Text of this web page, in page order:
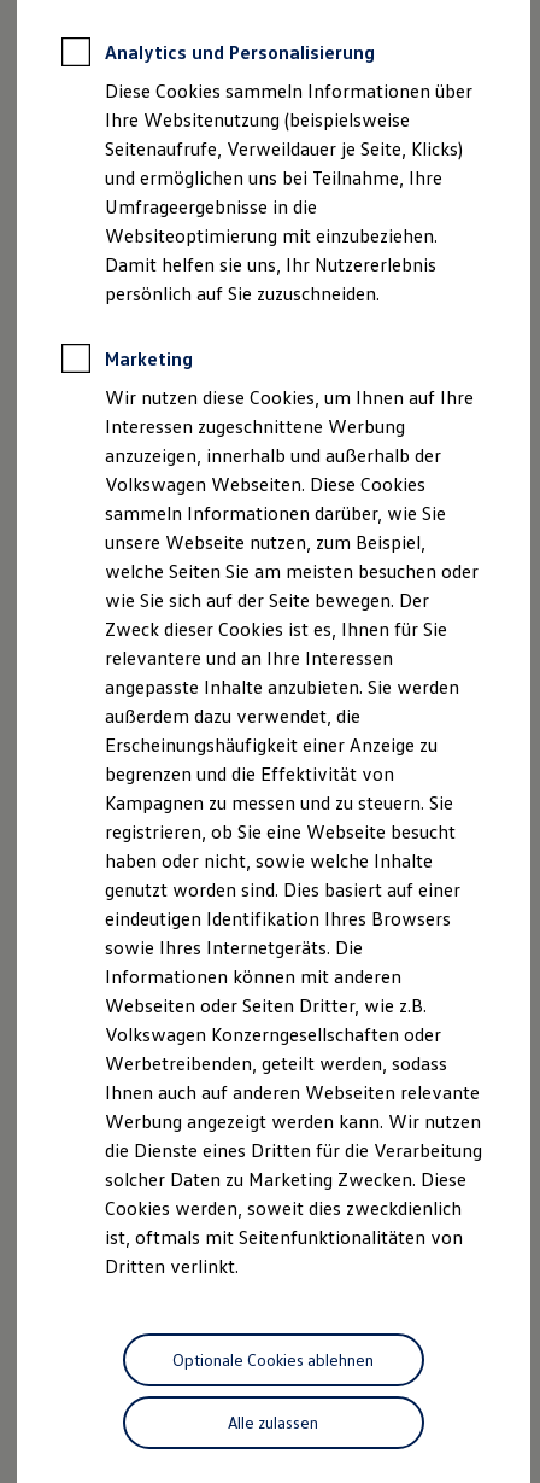
Professional Class bei Volkswagen
Behörden
Direktkunden
Sonderfahrzeuge
Anpfiff zum Gewinn
Elektromobilität
Elektroautos
ID. Tutorials
Elektrofahrzeugkonzepte
ID. EVERY1
Reichweite
Rekuperation
Laden unterwegs
Laden Zuhause
Ladestationen finden
Ladezeitensimulator
Batterie
Sicherheit
Nachhaltigkeit
Technologie
Kosten und Kauf
Kaufoptionen
E-Auto-Förderung
Software und Konnektivität
Die ID. Software 6
ID. Software Versionen und Updates
Digitale Extras
Schnittstellen zu Ihrem ID.
Hybridautos
Marke und Erlebnis
Volkswagen R und R Experience
R-Modelle
R Experience
Driving Experience
Volkswagen entdecken
Werkbesichtigung
Lifestyle Shop
T-Roc Kollektion
Golf Kollektion
ID. Kollektion
Volkswagen Kollektion
R-Kollektion
GTI Kollektion
Fußball Drop
we drive football
#wedriveproud
Besitzer und Service
Software Updates
Service und Ersatzteile
Motorenöl und Flüssigkeiten
Räder und Reifen
Pannen- und Unfallhilfe
Economy Service
Volkswagen Teile
Zubehör
Der neue ID.3 Neo
So geht neu. Klar im Design. Stark im Alltag.
Entdecken Sie jetzt den neuen ID.3 Neo!
Mehr zum ID.3 Neo erfahren
Der T-Cross
Wendig, flexibel, vielseitig. Entdecken Sie den
T‑Cross.
Mehr zum T-Cross erfahren
Der ID.4
Kraftvoll wie ein SUV, nachhaltig wie ein ID.
Analytics und Personalisierung
Diese Cookies sammeln Informationen über
Ihre Websitenutzung (beispielsweise
Seitenaufrufe, Verweildauer je Seite, Klicks)
und ermöglichen uns bei Teilnahme, Ihre
Umfrageergebnisse in die
Websiteoptimierung mit einzubeziehen.
Damit helfen sie uns, Ihr Nutzererlebnis
persönlich auf Sie zuzuschneiden.
Marketing
Wir nutzen diese Cookies, um Ihnen auf Ihre
Interessen zugeschnittene Werbung
anzuzeigen, innerhalb und außerhalb der
Volkswagen Webseiten. Diese Cookies
sammeln Informationen darüber, wie Sie
unsere Webseite nutzen, zum Beispiel,
welche Seiten Sie am meisten besuchen oder
wie Sie sich auf der Seite bewegen. Der
Zweck dieser Cookies ist es, Ihnen für Sie
relevantere und an Ihre Interessen
angepasste Inhalte anzubieten. Sie werden
außerdem dazu verwendet, die
Erscheinungshäufigkeit einer Anzeige zu
begrenzen und die Effektivität von
Kampagnen zu messen und zu steuern. Sie
registrieren, ob Sie eine Webseite besucht
haben oder nicht, sowie welche Inhalte
genutzt worden sind. Dies basiert auf einer
eindeutigen Identifikation Ihres Browsers
sowie Ihres Internetgeräts. Die
Informationen können mit anderen
Webseiten oder Seiten Dritter, wie z.B.
Volkswagen Konzerngesellschaften oder
Werbetreibenden, geteilt werden, sodass
Ihnen auch auf anderen Webseiten relevante
Werbung angezeigt werden kann. Wir nutzen
die Dienste eines Dritten für die Verarbeitung
solcher Daten zu Marketing Zwecken. Diese
Cookies werden, soweit dies zweckdienlich
ist, oftmals mit Seitenfunktionalitäten von
Dritten verlinkt.
Alle zulassen
Optionale Cookies ablehnen